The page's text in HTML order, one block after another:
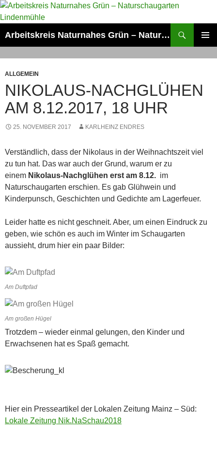
Zum
Inhalt
Arbeitskreis Naturnahes Grün – Naturschaugarten Lindenmühle
MENÜ
ALLGEMEIN
NIKOLAUS-NACHGLÜHEN
AM 8.12.2017, 18 UHR
25. NOVEMBER 2017 KARLHEINZ ENDRES
Verständlich, dass der Nikolaus in der Weihnachtszeit viel
zu tun hat. Das war auch der Grund, warum er zu
einem Nikolaus-Nachglühen erst am 8.12. im
Naturschaugarten erschien. Es gab Glühwein und
Kinderpunsch, Geschichten und Gedichte am Lagerfeuer.
Leider hatte es nicht geschneit. Aber, um einen Eindruck zu
geben, wie schön es auch im Winter im Schaugarten
aussieht, drum hier ein paar Bilder:
Am Duftpfad
Am großen Hügel
Trotzdem – wieder einmal gelungen, den Kinder und
Erwachsenen hat es Spaß gemacht.
Hier ein Presseartikel der Lokalen Zeitung Mainz – Süd:
Lokale Zeitung Nik.NaSchau2018